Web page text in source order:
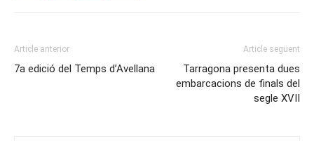
Article anterior
7a edició del Temps d’Avellana
Article següent
Tarragona presenta dues
embarcacions de finals del
segle XVII